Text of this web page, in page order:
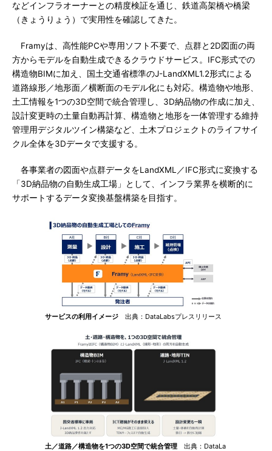
などインフラオーナーとの精度検証を通じ、鉄道高架橋や橋梁
（きょうりょう）で実用性を確認してきた。
Framyは、高性能PCや専用ソフト不要で、点群と2D図面の両
方からモデルを自動生成できるクラウドサービス。IFC形式での
構造物BIMに加え、国土交通省標準のJ-LandXML1.2形式による
道路線形／地形面／横断面のモデル化にも対応。構造物や地形、
土工情報を1つの3D空間で統合管理し、3D納品物の作成に加え、
設計変更時の土量自動再計算、構造物と地形を一体管理する維持
管理用デジタルツイン構築など、土木プロジェクトのライフサイ
クル全体を3Dデータで支援する。
各事業者の図面や点群データをLandXML／IFC形式に変換する
「3D納品物の自動生成工場」として、インフラ業界を横断的に
サポートするデータ変換基盤構築を目指す。
サービスの利用イメージ 出典：DataLabsプレスリリース
土／道路／構造物を1つの3D空間で統合管理 出典：DataLa